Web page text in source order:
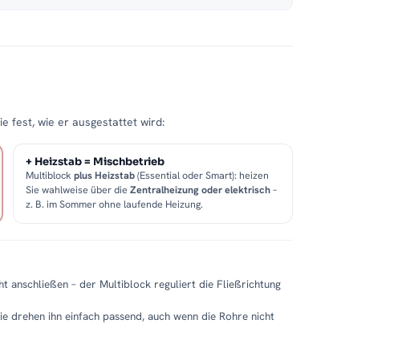
fest, wie er ausgestattet wird:
+ Heizstab = Mischbetrieb
Multiblock plus Heizstab(Essential oder Smart): heizen
Sie wahlweise über die Zentralheizung oder elektrisch–
z. B. im Sommer ohne laufende Heizung.
anschließen – der Multiblock reguliert die Fließrichtung
drehen ihn einfach passend, auch wenn die Rohre nicht